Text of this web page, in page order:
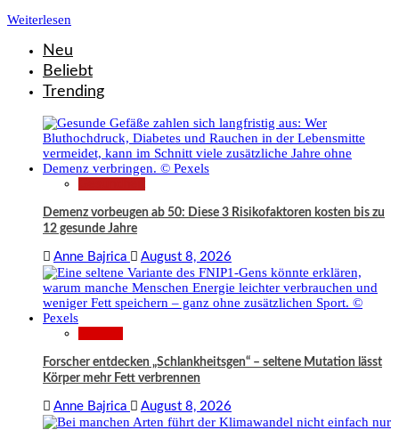
Weiterlesen
Neu
Beliebt
Trending
Demenz vorbeugen ab 50: Diese 3 Risikofaktoren kosten bis zu
12 gesunde Jahre
Anne Bajrica August 8, 2026
Forscher entdecken „Schlankheitsgen“ – seltene Mutation lässt
Körper mehr Fett verbrennen
Anne Bajrica August 8, 2026